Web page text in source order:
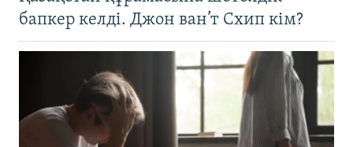
бапкер келді. Джон ван’т Схип кім?